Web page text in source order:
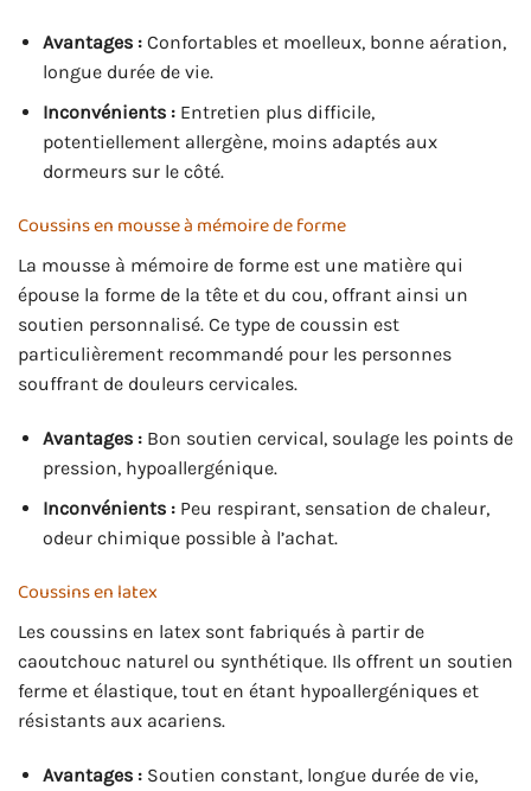
Avantages :Confortables et moelleux, bonne aération,
longue durée de vie.
Inconvénients :Entretien plus difficile,
potentiellement allergène, moins adaptés aux
dormeurs sur le côté.
Coussins en mousse à mémoire de forme
La mousse à mémoire de forme est une matière qui
épouse la forme de la tête et du cou, offrant ainsi un
soutien personnalisé. Ce type de coussin est
particulièrement recommandé pour les personnes
souffrant de douleurs cervicales.
Avantages :Bon soutien cervical, soulage les points de
pression, hypoallergénique.
Inconvénients :Peu respirant, sensation de chaleur,
odeur chimique possible à l’achat.
Coussins en latex
Les coussins en latex sont fabriqués à partir de
caoutchouc naturel ou synthétique. Ils offrent un soutien
ferme et élastique, tout en étant hypoallergéniques et
résistants aux acariens.
Avantages :Soutien constant, longue durée de vie,